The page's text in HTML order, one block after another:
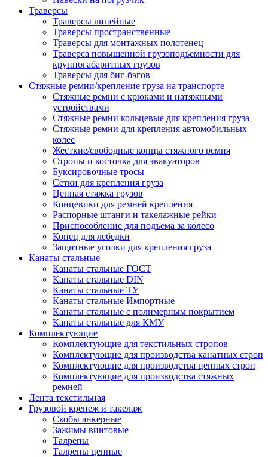
Траверсы
Траверсы линейные
Траверсы пространственные
Траверсы для монтажных полотенец
Траверса повышенной грузоподъемности для
крупногабаритных грузов
Траверсы для биг-бэгов
Стяжные ремни/крепление груза на транспорте
Стяжные ремни с крюками и натяжными
устройствами
Стяжные ремни кольцевые для крепления груза
Стяжные ремни для крепления автомобильных
колес
Жесткие/свободные концы стяжного ремня
Стропы и косточка для эвакуаторов
Буксировочные тросы
Сетки для крепления груза
Цепная стяжка грузов
Концевики для ремней крепления
Распорные штанги и такелажные рейки
Приспособление для подъема за колесо
Конец для лебедки
Защитные уголки для крепления груза
Канаты стальные
Канаты стальные ГОСТ
Канаты стальные DIN
Канаты стальные ТУ
Канаты стальные Импортные
Канаты стальные с полимерным покрытием
Канаты стальные для КМУ
Комплектующие
Комплектующие для текстильных стропов
Комплектующие для производства канатных строп
Комплектующие для производства цепных строп
Комплектующие для производства стяжных
ремней
Лента текстильная
Грузовой крепеж и такелаж
Скобы анкерные
Зажимы винтовые
Талрепы
Талрепы цепные